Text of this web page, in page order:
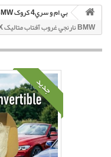
بي ام و سري4 کروک BMW
BMW نارنجي غروب آفتاب متاليک WC1X
جدید